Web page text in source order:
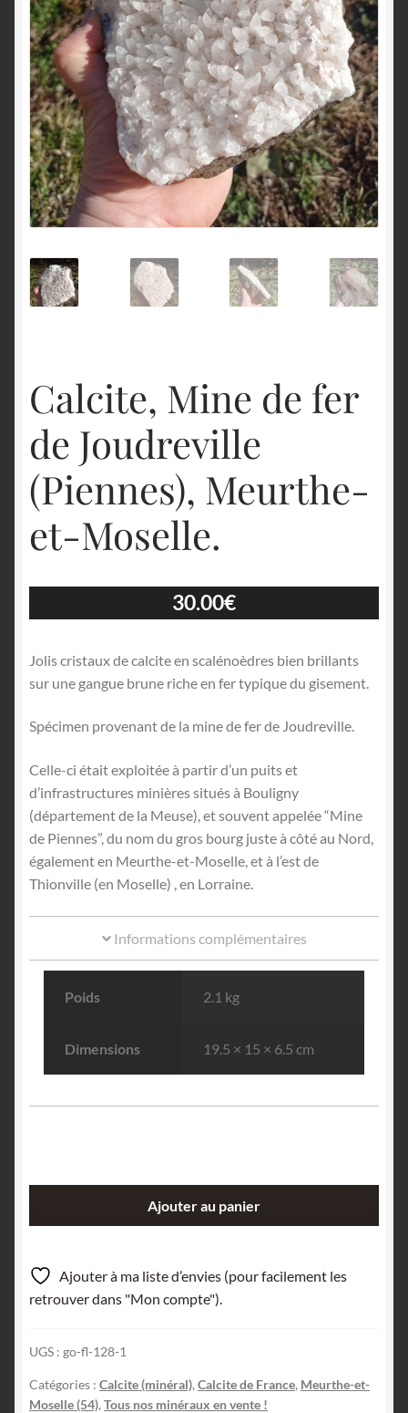
Calcite, Mine de fer
de Joudreville
(Piennes), Meurthe-
et-Moselle.
30.00€
Jolis cristaux de calcite en scalénoèdres bien brillants
sur une gangue brune riche en fer typique du gisement.
Spécimen provenant de la mine de fer de Joudreville.
Celle-ci était exploitée à partir d’un puits et
d’infrastructures minières situés à Bouligny
(département de la Meuse), et souvent appelée “Mine
de Piennes”, du nom du gros bourg juste à côté au Nord,
également en Meurthe-et-Moselle, et à l’est de
Thionville (en Moselle) , en Lorraine.
Informations complémentaires
Poids 2.1 kg
Dimensions 19.5 × 15 × 6.5 cm
Mine
de
fer
Joudreville
(Piennes),
Meurthe-
Ajouter au panier
Ajouter à ma liste d’envies (pour facilement les
retrouver dans "Mon compte").
UGS : go-fl-128-1
Catégories : Calcite (minéral), Calcite de France, Meurthe-et-
Moselle (54), Tous nos minéraux en vente !